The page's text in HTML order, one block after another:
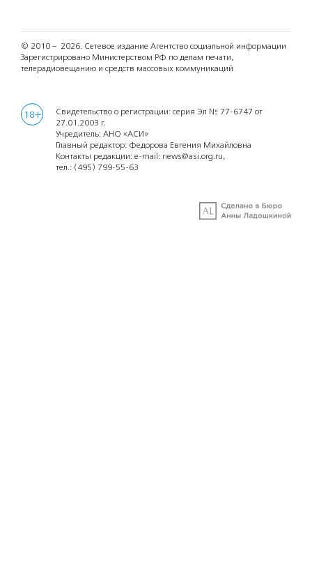
© 2010 – 2026. Сетевое издание Агентство социальной информации
Зарегистрировано Министерством РФ по делам печати,
телерадиовещанию и средств массовых коммуникаций
18+
Свидетельство о регистрации: серия Эл № 77-6747 от
27.01.2003 г.
Учредитель: АНО «АСИ»
Главный редактор: Федорова Евгения Михайловна
Контакты редакции: e-mail: news@asi.org.ru,
тел.: (495) 799-55-63